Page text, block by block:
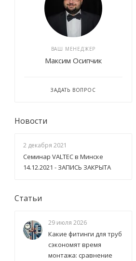
ВАШ МЕНЕДЖЕР
Максим Осипчик
ЗАДАТЬ ВОПРОС
Новости
2 декабря 2021
Семинар VALTEC в Минске
14.12.2021 - ЗАПИСЬ ЗАКРЫТА
Статьи
29 июля 2026
Какие фитинги для труб
сэкономят время
монтажа: сравнение